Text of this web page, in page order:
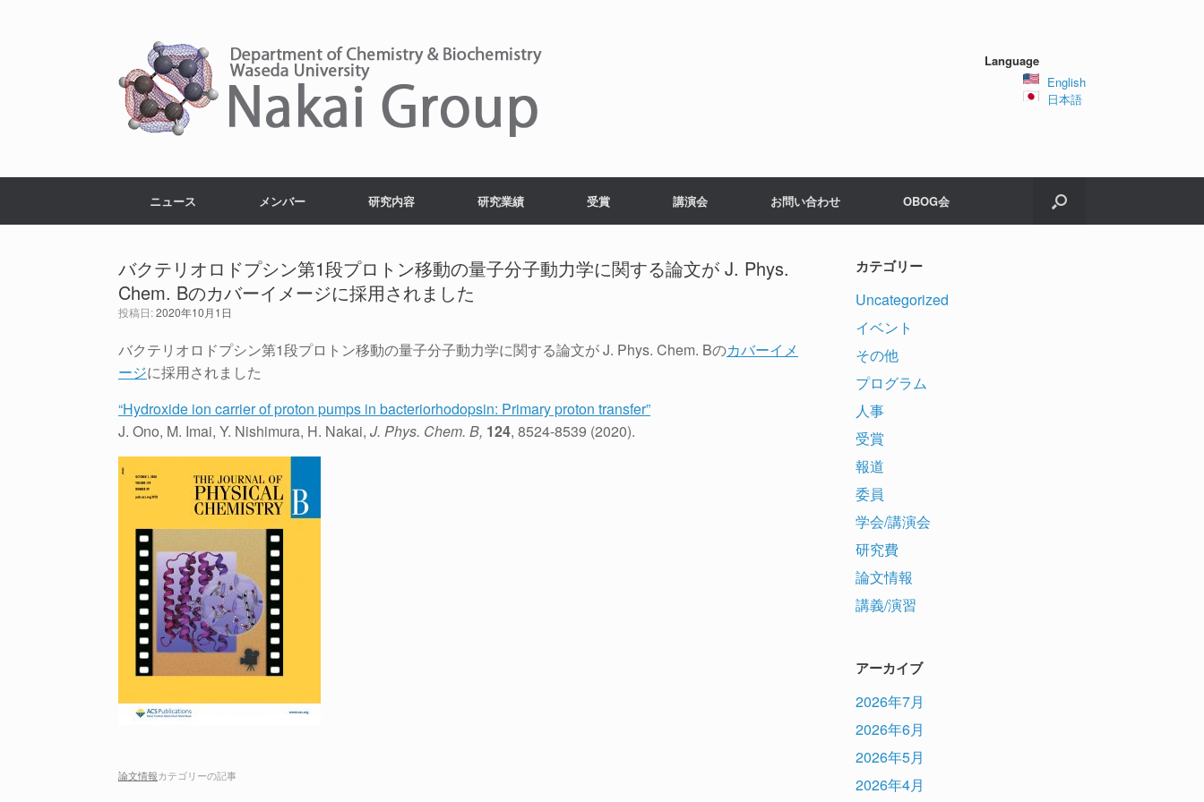
Language
English
日本語
ニュース メンバー 研究内容 研究業績 受賞 講演会 お問い合わせ OBOG会
バクテリオロドプシン第1段プロトン移動の量子分子動力学に関する論文が J. Phys.
Chem. Bのカバーイメージに採用されました
投稿日:2020年10月1日
バクテリオロドプシン第1段プロトン移動の量子分子動力学に関する論文が J. Phys. Chem. Bのカバーイメ
ージに採用されました
“Hydroxide ion carrier of proton pumps in bacteriorhodopsin: Primary proton transfer”
J. Ono, M. Imai, Y. Nishimura, H. Nakai, J. Phys. Chem. B, 124, 8524-8539 (2020).
論文情報カテゴリーの記事
カテゴリー
Uncategorized
イベント
その他
プログラム
人事
受賞
報道
委員
学会/講演会
研究費
論文情報
講義/演習
アーカイブ
2026年7月
2026年6月
2026年5月
2026年4月